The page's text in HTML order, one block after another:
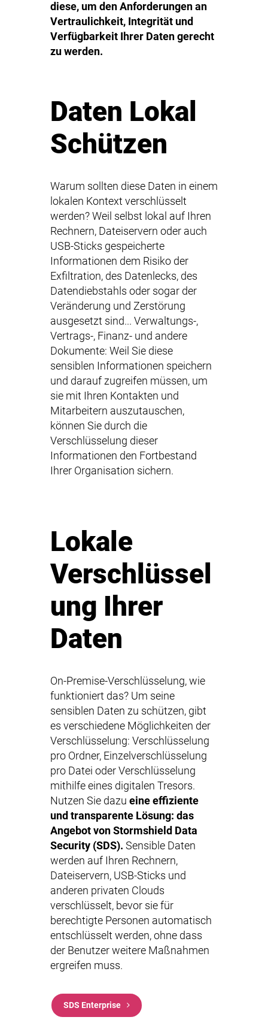
diese, um den Anforderungen an
Vertraulichkeit, Integrität und
Verfügbarkeit Ihrer Daten gerecht
zu werden.
Daten Lokal
Schützen
Warum sollten diese Daten in einem
lokalen Kontext verschlüsselt
werden? Weil selbst lokal auf Ihren
Rechnern, Dateiservern oder auch
USB-Sticks gespeicherte
Informationen dem Risiko der
Exfiltration, des Datenlecks, des
Datendiebstahls oder sogar der
Veränderung und Zerstörung
ausgesetzt sind... Verwaltungs-,
Vertrags-, Finanz- und andere
Dokumente: Weil Sie diese
sensiblen Informationen speichern
und darauf zugreifen müssen, um
sie mit Ihren Kontakten und
Mitarbeitern auszutauschen,
können Sie durch die
Verschlüsselung dieser
Informationen den Fortbestand
Ihrer Organisation sichern.
Lokale
Verschlüssel
ung Ihrer
Daten
On-Premise-Verschlüsselung, wie
funktioniert das? Um seine
sensiblen Daten zu schützen, gibt
es verschiedene Möglichkeiten der
Verschlüsselung: Verschlüsselung
pro Ordner, Einzelverschlüsselung
pro Datei oder Verschlüsselung
mithilfe eines digitalen Tresors.
Nutzen Sie dazu eine effiziente
und transparente Lösung: das
Angebot von Stormshield Data
Security (SDS). Sensible Daten
werden auf Ihren Rechnern,
Dateiservern, USB-Sticks und
anderen privaten Clouds
verschlüsselt, bevor sie für
berechtigte Personen automatisch
entschlüsselt werden, ohne dass
der Benutzer weitere Maßnahmen
ergreifen muss.
SDS Enterprise